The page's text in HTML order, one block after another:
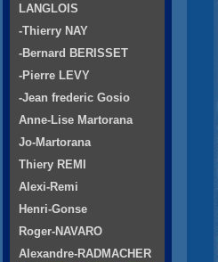
LANGLOIS
-Thierry NAY
-Bernard BERISSET
-Pierre LEVY
-Jean frederic Gosio
Anne-Lise Martorana
Jo-Martorana
Thiery REMI
Alexi-Remi
Henri-Gonse
Roger-NAVARO
Alexandre-RADMACHER